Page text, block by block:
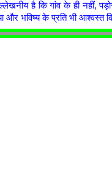
है कि गांव के ही नहीं,
और भविष्य के प्रति भी आश्वस्त